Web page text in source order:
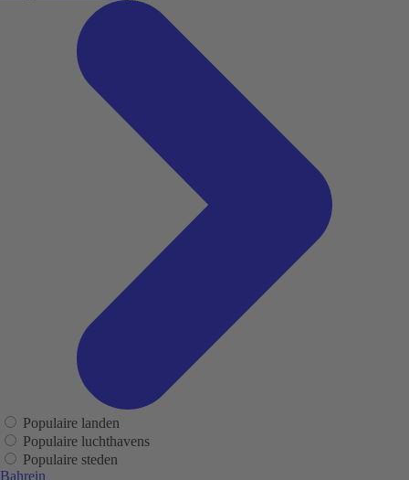
Populaire landen
Populaire luchthavens
Populaire steden
Bahrein